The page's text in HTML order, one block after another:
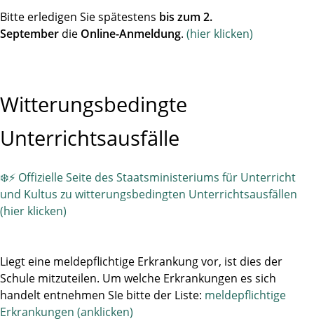
Bitte erledigen Sie spätestens bis zum 2.
September die Online-Anmeldung. (hier klicken)
Witterungsbedingte
Unterrichtsausfälle
❄️⚡ Offizielle Seite des Staatsministeriums für Unterricht
und Kultus zu witterungsbedingten Unterrichtsausfällen
(hier klicken)
Liegt eine meldepflichtige Erkrankung vor, ist dies der
Schule mitzuteilen. Um welche Erkrankungen es sich
handelt entnehmen SIe bitte der Liste: meldepflichtige
Erkrankungen (anklicken)